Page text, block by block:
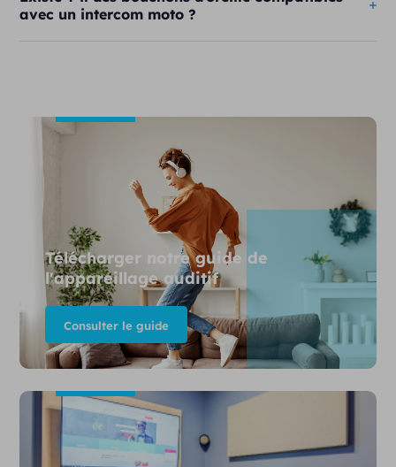
avec un intercom moto ?
Télécharger notre guide de
l'appareillage auditif
Consulter le guide